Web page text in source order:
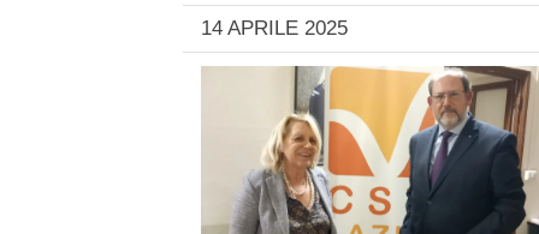
14 APRILE 2025